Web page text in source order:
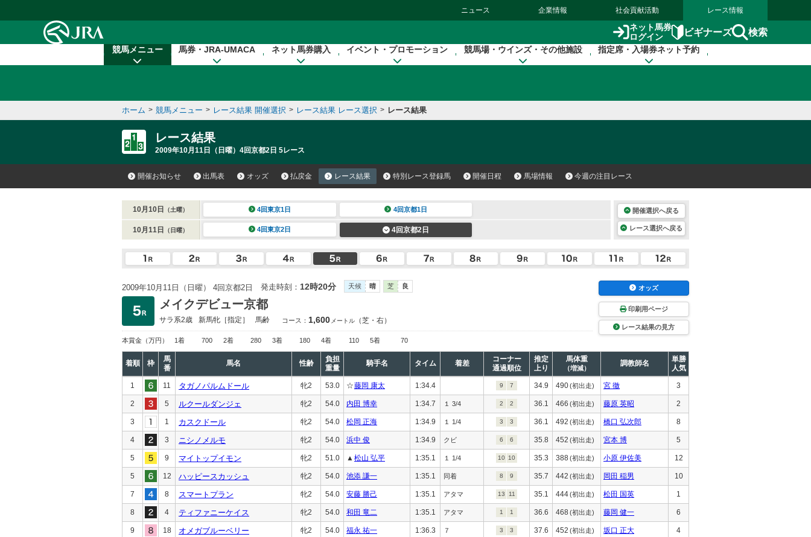
ニュース 企業情報 社会貢献活動 レース情報
ネット馬券
ログイン
ビギナーズ 検索
競馬メニュー 馬券・JRA-UMACA ネット馬券購入 イベント・プロモーション 競馬場・ウインズ・その他施設 指定席・入場券ネット予約
ホーム > 競馬メニュー > レース結果 開催選択 > レース結果 レース選択 > レース結果
レース結果
2009年10月11日（日曜）4回京都2日 5レース
開催お知らせ 出馬表 オッズ 払戻金 レース結果 特別レース登録馬 開催日程 馬場情報 今週の注目レース
10月10日 （土曜） 4回東京1日 4回京都1日
10月11日 （日曜） 4回東京2日 4回京都2日
開催選択へ戻る
レース選択へ戻る
2009年10月11日（日曜） 4回京都2日 発走時刻： 12時20分 天候 晴 芝 良
メイクデビュー京都
サラ系2歳 新馬牝［指定］ 馬齢 コース： 1,600 メートル （芝・右）
本賞金 （万円） 1着 700 2着 280 3着 180 4着 110 5着 70
オッズ
印刷用ページ
レース結果の見方
着順 枠
馬
番
馬名 性齢
負担
重量
騎手名 タイム 着差
コーナー
通過順位
推定
上り
馬体重
（増減）
調教師名
単勝
人気
1 11 タガノパルムドール 牝2 53.0 ☆藤岡 康太 1:34.4 9 7 34.9 490(初出走) 宮 徹 3
2 5 ルクールダンジェ 牝2 54.0 内田 博幸 1:34.7 １ 3/4 2 2 36.1 466 (初出走) 藤原 英昭 2
3 1 カスクドール 牝2 54.0 松岡 正海 1:34.9 １ 1/4 3 3 36.1 492 (初出走) 橋口 弘次郎 8
4 3 ニシノメルモ 牝2 54.0 浜中 俊 1:34.9 クビ 6 6 35.8 452 (初出走) 宮本 博 5
5 9 マイトップイモン 牝2 51.0 ▲ 松山 弘平 1:35.1 １ 1/4 10 10 35.3 388(初出走) 小原 伊佐美 12
5 12 ハッピースカッシュ 牝2 54.0 池添 謙一 1:35.1 同着 8 9 35.7 442 (初出走) 岡田 稲男 10
7 8 スマートプラン 牝2 54.0 安藤 勝己 1:35.1 アタマ 13 11 35.1 444(初出走) 松田 国英 1
8 4 ティファニーケイス 牝2 54.0 和田 竜二 1:35.1 アタマ 1 1 36.6 468 (初出走) 藤岡 健一 6
9 18 オメガブルーベリー 牝2 54.0 福永 祐一 1:36.3 ７ 3 3 37.6 452 (初出走) 坂口 正大 4